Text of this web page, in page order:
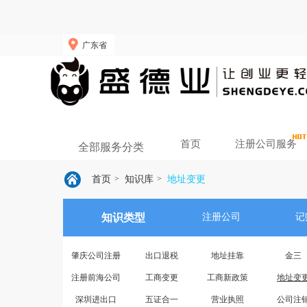
广东省
全部服务分类 首页 注册公司服务
首页 > 知识库 > 地址变更
知识类型 注册公司 记
肇庆公司注册 出口退税 地址挂靠 金三
注册前海公司 工商变更 工商新政策 地址变
深圳进出口 五证合一 营业执照 公司注